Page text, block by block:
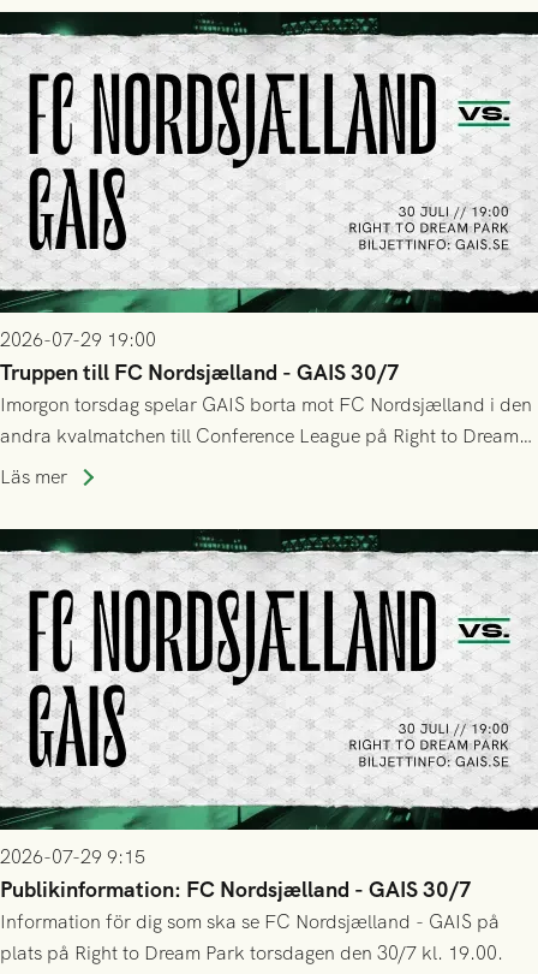
tennissiffror och det grönsvarta europaäventyret tog slut.
2026-07-29 19:00
Truppen till FC Nordsjælland - GAIS 30/7
Imorgon torsdag spelar GAIS borta mot FC Nordsjælland i den
andra kvalmatchen till Conference League på Right to Dream
Park! Fredrik Holmberg och ledarstaben har tagit ut följande
Läs mer
2026-07-29 9:15
Publikinformation: FC Nordsjælland - GAIS 30/7
Information för dig som ska se FC Nordsjælland - GAIS på
plats på Right to Dream Park torsdagen den 30/7 kl. 19.00.